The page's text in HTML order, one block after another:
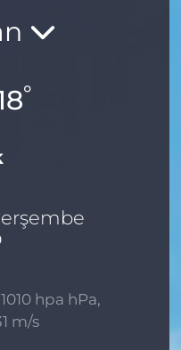
°
hpa hPa,
m/s